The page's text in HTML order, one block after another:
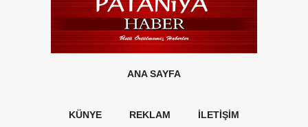
ANA SAYFA
KÜNYE REKLAM İLETİŞİM